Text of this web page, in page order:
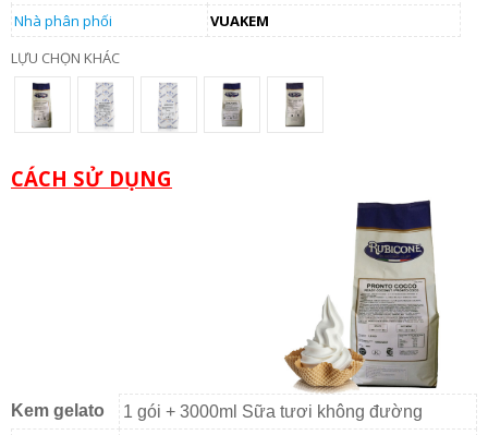
Nhà phân phối
VUAKEM
LỰU CHỌN KHÁC
CÁCH SỬ DỤNG
Kem gelato
1 gói + 3000ml Sữa tươi không đường